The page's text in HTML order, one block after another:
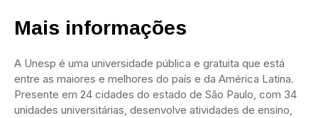
Mais informações
A Unesp é uma universidade pública e gratuita que está
entre as maiores e melhores do país e da América Latina.
Presente em 24 cidades do estado de São Paulo, com 34
unidades universitárias, desenvolve atividades de ensino,